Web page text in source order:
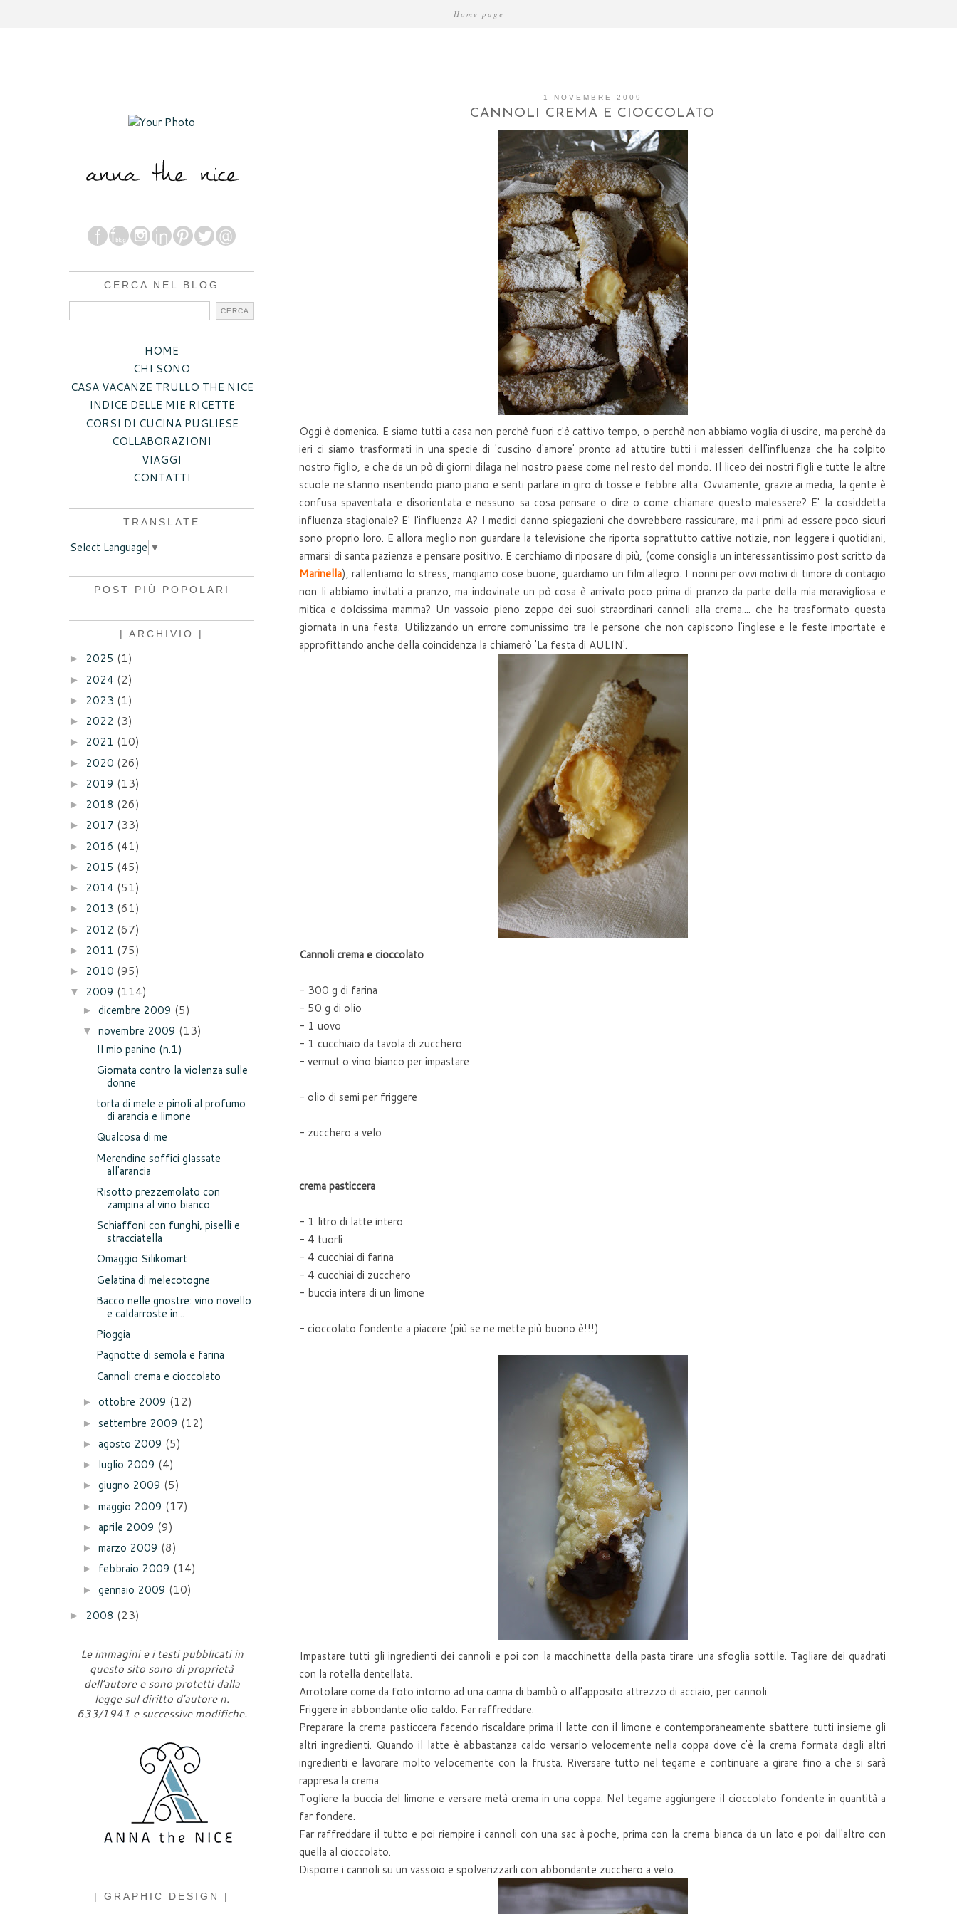
Home page
1 NOVEMBRE 2009
CANNOLI CREMA E CIOCCOLATO
Oggi è domenica. E siamo tutti a casa non perchè fuori c'è cattivo tempo, o perchè non abbiamo voglia di uscire, ma perchè da
ieri ci siamo trasformati in una specie di 'cuscino d'amore' pronto ad attutire tutti i malesseri dell'influenza che ha colpito
nostro figlio, e che da un pò di giorni dilaga nel nostro paese come nel resto del mondo. Il liceo dei nostri figli e tutte le altre
scuole ne stanno risentendo piano piano e senti parlare in giro di tosse e febbre alta. Ovviamente, grazie ai media, la gente è
confusa spaventata e disorientata e nessuno sa cosa pensare o dire o come chiamare questo malessere? E' la cosiddetta
influenza stagionale? E' l'influenza A? I medici danno spiegazioni che dovrebbero rassicurare, ma i primi ad essere poco sicuri
sono proprio loro. E allora meglio non guardare la televisione che riporta soprattutto cattive notizie, non leggere i quotidiani,
armarsi di santa pazienza e pensare positivo. E cerchiamo di riposare di più, (come consiglia un interessantissimo post scritto da
Marinella), rallentiamo lo stress, mangiamo cose buone, guardiamo un film allegro. I nonni per ovvi motivi di timore di contagio
non li abbiamo invitati a pranzo, ma indovinate un pò cosa è arrivato poco prima di pranzo da parte della mia meravigliosa e
mitica e dolcissima mamma? Un vassoio pieno zeppo dei suoi straordinari cannoli alla crema.... che ha trasformato questa
giornata in una festa. Utilizzando un errore comunissimo tra le persone che non capiscono l'inglese e le feste importate e
approfittando anche della coincidenza la chiamerò 'La festa di AULIN'.
Cannoli crema e cioccolato
- 300 g di farina
- 50 g di olio
- 1 uovo
- 1 cucchiaio da tavola di zucchero
- vermut o vino bianco per impastare
- olio di semi per friggere
- zucchero a velo
crema pasticcera
- 1 litro di latte intero
- 4 tuorli
- 4 cucchiai di farina
- 4 cucchiai di zucchero
- buccia intera di un limone
- cioccolato fondente a piacere (più se ne mette più buono è!!!)
Impastare tutti gli ingredienti dei cannoli e poi con la macchinetta della pasta tirare una sfoglia sottile. Tagliare dei quadrati
con la rotella dentellata.
Arrotolare come da foto intorno ad una canna di bambù o all'apposito attrezzo di acciaio, per cannoli.
Friggere in abbondante olio caldo. Far raffreddare.
Preparare la crema pasticcera facendo riscaldare prima il latte con il limone e contemporaneamente sbattere tutti insieme gli
altri ingredienti. Quando il latte è abbastanza caldo versarlo velocemente nella coppa dove c'è la crema formata dagli altri
ingredienti e lavorare molto velocemente con la frusta. Riversare tutto nel tegame e continuare a girare fino a che si sarà
rappresa la crema.
Togliere la buccia del limone e versare metà crema in una coppa. Nel tegame aggiungere il cioccolato fondente in quantità a
far fondere.
Far raffreddare il tutto e poi riempire i cannoli con una sac à poche, prima con la crema bianca da un lato e poi dall'altro con
quella al cioccolato.
Disporre i cannoli su un vassoio e spolverizzarli con abbondante zucchero a velo.
CERCA NEL BLOG
HOME
CHI SONO
CASA VACANZE TRULLO THE NICE
INDICE DELLE MIE RICETTE
CORSI DI CUCINA PUGLIESE
COLLABORAZIONI
VIAGGI
CONTATTI
TRANSLATE
Select Language ▼
POST PIÙ POPOLARI
| ARCHIVIO |
► 2025 (1)
► 2024 (2)
► 2023 (1)
► 2022 (3)
► 2021 (10)
► 2020 (26)
► 2019 (13)
► 2018 (26)
► 2017 (33)
► 2016 (41)
► 2015 (45)
► 2014 (51)
► 2013 (61)
► 2012 (67)
► 2011 (75)
► 2010 (95)
▼ 2009 (114)
► dicembre 2009 (5)
▼ novembre 2009 (13)
Il mio panino (n.1)
Giornata contro la violenza sulle
donne
torta di mele e pinoli al profumo
di arancia e limone
Qualcosa di me
Merendine soffici glassate
all'arancia
Risotto prezzemolato con
zampina al vino bianco
Schiaffoni con funghi, piselli e
stracciatella
Omaggio Silikomart
Gelatina di melecotogne
Bacco nelle gnostre: vino novello
e caldarroste in...
Pioggia
Pagnotte di semola e farina
Cannoli crema e cioccolato
► ottobre 2009 (12)
► settembre 2009 (12)
► agosto 2009 (5)
► luglio 2009 (4)
► giugno 2009 (5)
► maggio 2009 (17)
► aprile 2009 (9)
► marzo 2009 (8)
► febbraio 2009 (14)
► gennaio 2009 (10)
► 2008 (23)
Le immagini e i testi pubblicati in
questo sito sono di proprietà
dell’autore e sono protetti dalla
legge sul diritto d’autore n.
633/1941 e successive modifiche.
| GRAPHIC DESIGN |